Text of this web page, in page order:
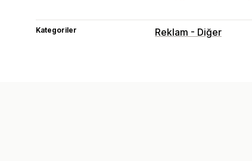
Kategoriler Reklam - Diğer